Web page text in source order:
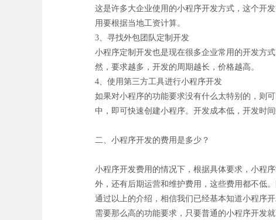
这是许多大企业使用的小程序开发方式，这个开
用要根据当地工资计算。
3、寻找外包团队定制开发
小程序定制开发也是现在很多企业常用的开发方
然，要求越多，开发的周期越长，价格越高。
4、使用第三方工具进行小程序开发
如果对小程序的功能要求没有什么太特别的，则
中，即可快速创建小程序。开发成本低，开发时间
二、小程序开发的费用是多少？
小程序开发费用的情况下，根据具体要求，小程
外，还有后期运营和维护费用，这些费用都不低
通过以上的介绍，相信我们已经基本知道小程序
需要那么高的功能要求，只要普通的小程序开发